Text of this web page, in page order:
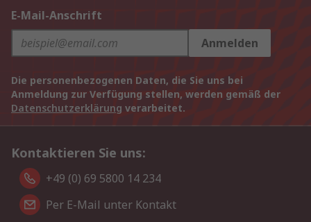
E-Mail-Anschrift
Anmelden
Die personenbezogenen Daten, die Sie uns bei
Anmeldung zur Verfügung stellen, werden gemäß der
Datenschutzerklärung verarbeitet.
Kontaktieren Sie uns:
+49 (0) 69 5800 14 234
Per E-Mail unter Kontakt